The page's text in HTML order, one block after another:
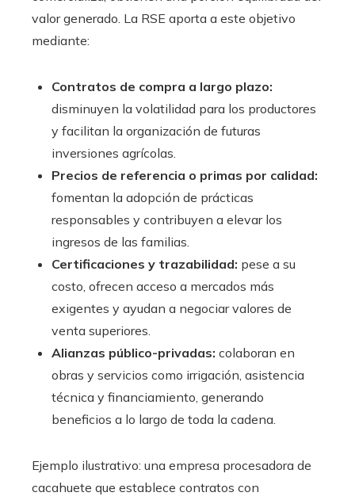
valor generado. La RSE aporta a este objetivo
mediante:
Contratos de compra a largo plazo:
disminuyen la volatilidad para los productores
y facilitan la organización de futuras
inversiones agrícolas.
Precios de referencia o primas por calidad:
fomentan la adopción de prácticas
responsables y contribuyen a elevar los
ingresos de las familias.
Certificaciones y trazabilidad: pese a su
costo, ofrecen acceso a mercados más
exigentes y ayudan a negociar valores de
venta superiores.
Alianzas público-privadas: colaboran en
obras y servicios como irrigación, asistencia
técnica y financiamiento, generando
beneficios a lo largo de toda la cadena.
Ejemplo ilustrativo: una empresa procesadora de
cacahuete que establece contratos con